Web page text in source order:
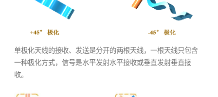
单极化天线的接收、发送是分开的两根天线，一根天线只包含
一种极化方式，信号是水平发射水平接收或垂直发射垂直接
收。